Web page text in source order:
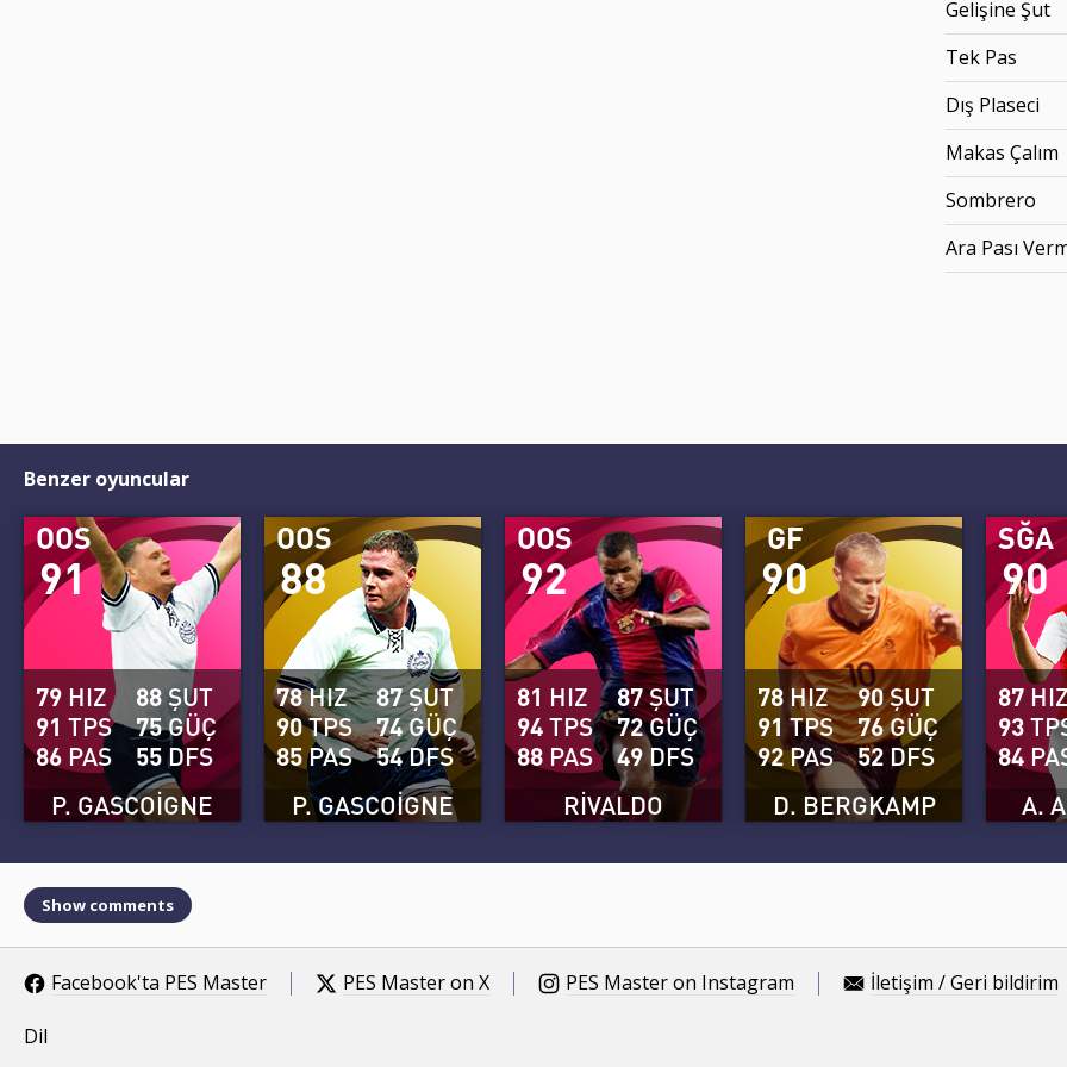
Gelişine Şut
Tek Pas
Dış Plaseci
Makas Çalım
Sombrero
Ara Pası
Benzer oyuncular
91
OOS
P. GASCOIGNE
79 HIZ
91 TPS
86 PAS
88ŞUT
75GÜÇ
55DFS
88
OOS
P. GASCOIGNE
78HIZ
90TPS
85PAS
87ŞUT
74GÜÇ
54DFS
92
OOS
RIVALDO
81 HIZ
94TPS
88 PAS
87ŞUT
72GÜÇ
49 DFS
90
GF
D. BERGKAMP
78HIZ
91 TPS
92PAS
90ŞUT
76GÜÇ
52 DFS
90
SĞA
A.
87
93
84
Show comments
Facebook'ta PES Master PES Master on X PES Master on Instagram İletişim / Geri bildirim
Dil